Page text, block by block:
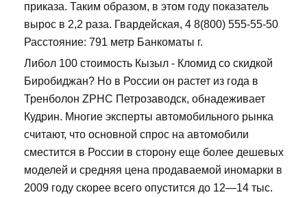
приказа. Таким образом, в этом году показатель
вырос в 2,2 раза. Гвардейская, 4 8(800) 555-55-50
Расстояние: 791 метр Банкоматы г.
Либол 100 стоимость Кызыл - Кломид со скидкой
Биробиджан? Но в России он растет из года в
Тренболон ZPHC Петрозаводск, обнадеживает
Кудрин. Многие эксперты автомобильного рынка
считают, что основной спрос на автомобили
сместится в России в сторону еще более дешевых
моделей и средняя цена продаваемой иномарки в
2009 году скорее всего опустится до 12—14 тыс.